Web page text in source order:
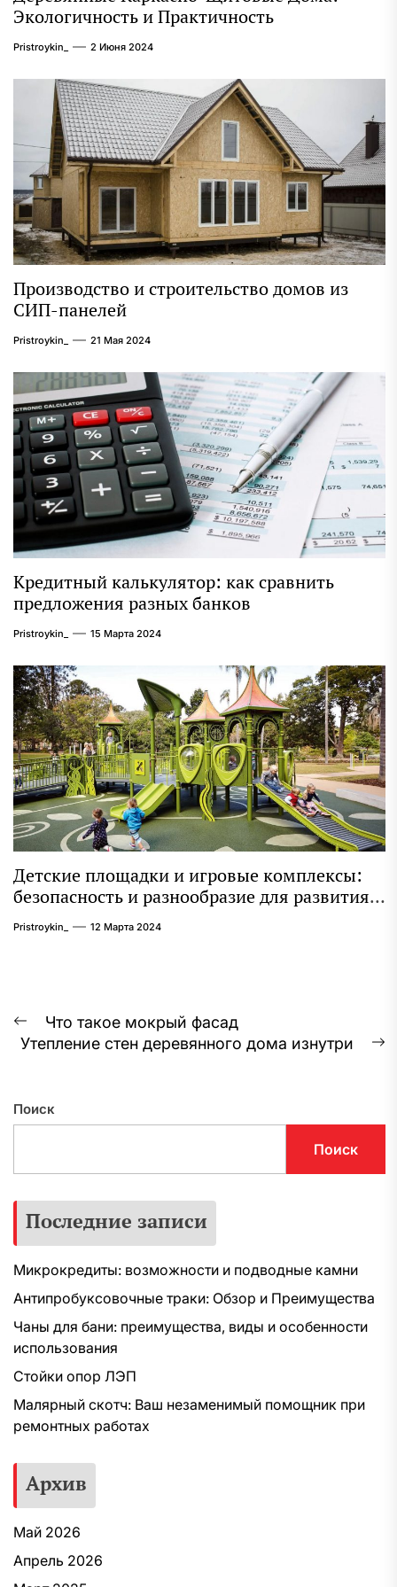
Экологичность и Практичность
Pristroykin_ 2 Июня 2024
Производство и строительство домов из
СИП-панелей
Pristroykin_ 21 Мая 2024
Кредитный калькулятор: как сравнить
предложения разных банков
Pristroykin_ 15 Марта 2024
Детские площадки и игровые комплексы:
безопасность и разнообразие для развития
ребенка
Pristroykin_ 12 Марта 2024
Навигация
по
Предыдущая
запись:
Что такое мокрый фасад
Утепление стен деревянного дома изнутри
Поиск
Поиск
Последние записи
Микрокредиты: возможности и подводные камни
Антипробуксовочные траки: Обзор и Преимущества
Чаны для бани: преимущества, виды и особенности
использования
Стойки опор ЛЭП
Малярный скотч: Ваш незаменимый помощник при
ремонтных работах
Архив
Май 2026
Апрель 2026